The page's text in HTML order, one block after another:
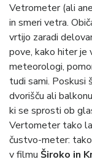
Vetrometer (ali
in smeri vetra.
vrtijo zaradi
pove, kako hiter
meteorologi,
tudi sami. Poskusi
dvorišču ali
ki se sprosti ob
Vertometer tako
čustvo-meter:
v filmu Široko in